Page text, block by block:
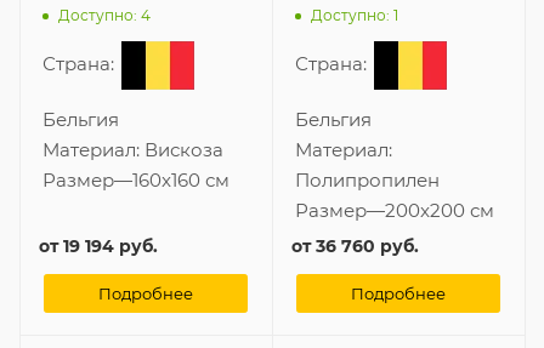
смДоступно: 4
Страна:
Бельгия
Материал: Вискоза
Размер—160x160 см
от19 194 руб.
Подробнее
современном стиле
Доступно: 1
Страна:
Бельгия
Материал:
Полипропилен
Размер—200x200 см
от36 760 руб.
Подробнее